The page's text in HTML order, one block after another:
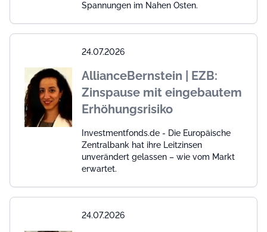
Spannungen im Nahen Osten.
24.07.2026
AllianceBernstein | EZB:
Zinspause mit eingebautem
Erhöhungsrisiko
Investmentfonds.de - Die Europäische
Zentralbank hat ihre Leitzinsen
unverändert gelassen – wie vom Markt
erwartet.
24.07.2026